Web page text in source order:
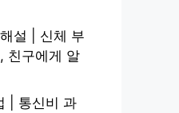
설 | 신체 부
친구에게 알
| 통신비 과